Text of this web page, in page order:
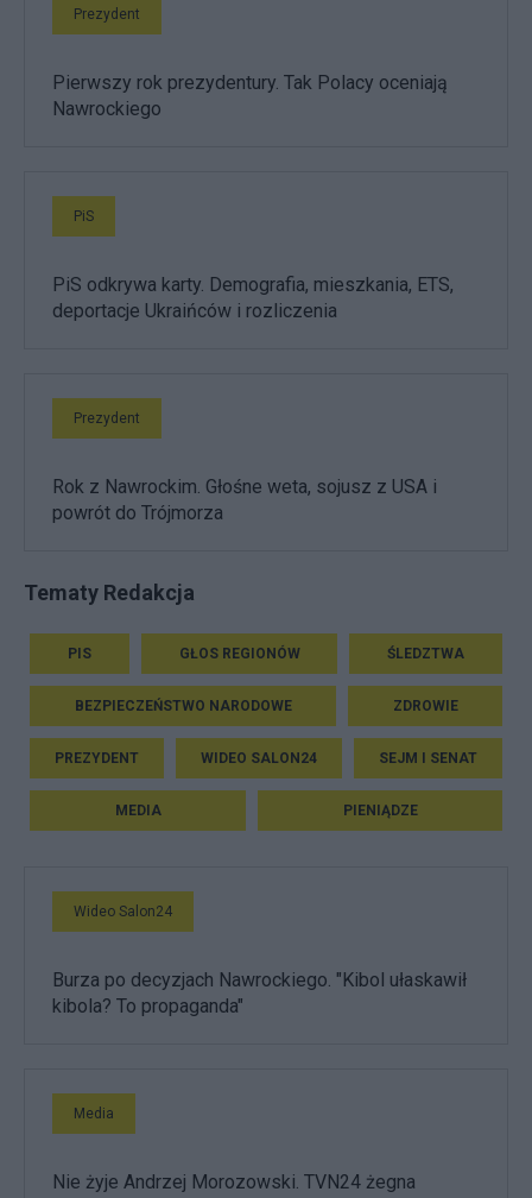
Prezydent
Pierwszy rok prezydentury. Tak Polacy oceniają
Nawrockiego
PiS
PiS odkrywa karty. Demografia, mieszkania, ETS,
deportacje Ukraińców i rozliczenia
Prezydent
Rok z Nawrockim. Głośne weta, sojusz z USA i
powrót do Trójmorza
Tematy Redakcja
PIS GŁOS REGIONÓW ŚLEDZTWA
BEZPIECZEŃSTWO NARODOWE ZDROWIE
PREZYDENT WIDEO SALON24 SEJM I SENAT
MEDIA PIENIĄDZE
Wideo Salon24
Burza po decyzjach Nawrockiego. "Kibol ułaskawił
kibola? To propaganda"
Media
Nie żyje Andrzej Morozowski. TVN24 żegna